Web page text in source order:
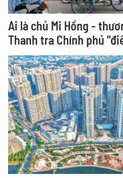
Ai là chủ Mi Hồng -
Thanh tra Chính phủ